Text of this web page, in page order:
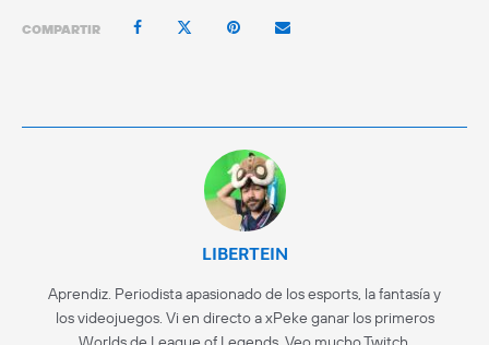
COMPARTIR
LIBERTEIN
Aprendiz. Periodista apasionado de los esports, la fantasía y
los videojuegos. Vi en directo a xPeke ganar los primeros